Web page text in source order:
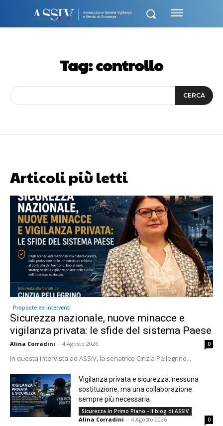
Tag:controllo
CERCA
Articoli più letti
Proposte ed interventi
Sicurezza nazionale, nuove minacce e
vigilanza privata: le sfide del sistema Paese
Alina Corradini - 4 Agosto 2026 0
In questa intervista ad ASSIV, la senatrice Cinzia Pellegrino...
Vigilanza privata e sicurezza: nessuna
sostituzione, ma una collaborazione
sempre più necessaria
Sicurezza in Primo Piano - Il blog di ASSIV
Alina Corradini - 4 Agosto 2026 0